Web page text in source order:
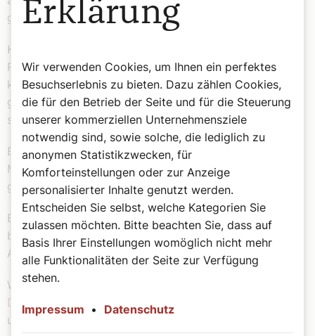
geprüft.
KI wird nicht zur Erzeugung fiktiver Zitate, Interviews,
Predigten, Stellungnahmen oder sonstiger Aussagen
kirchlicher Würdenträger verwendet. Bei religiösen,
gesellschaftspolitischen und ethischen Themen erfolgt
stets eine menschliche redaktionelle Letztprüfung.
Eine KI-Richtlinie findet intern Anwendung, und alle
Mitarbeiter werden laufend zu relevanten KI-Aspekten
geschult.
Ein KI-Verantwortlicher wurde für das Unternehmen
benannt. Er ist unter der E-Mail-
Adresse
ki@dersonntag.at erreichbar.
Wir beachten die Vorgaben des
Datenschutzrecht
s sowie die journalistischen Standards
unseres Hauses.
Erklärung
Wir verwenden Cookies, um Ihnen ein perfektes
Besuchserlebnis zu bieten. Dazu zählen Cookies,
die für den Betrieb der Seite und für die Steuerung
unserer kommerziellen Unternehmensziele
notwendig sind, sowie solche, die lediglich zu
anonymen Statistikzwecken, für
Komforteinstellungen oder zur Anzeige
personalisierter Inhalte genutzt werden.
Entscheiden Sie selbst, welche Kategorien Sie
zulassen möchten. Bitte beachten Sie, dass auf
Basis Ihrer Einstellungen womöglich nicht mehr
alle Funktionalitäten der Seite zur Verfügung
stehen.
Impressum • Datenschutz